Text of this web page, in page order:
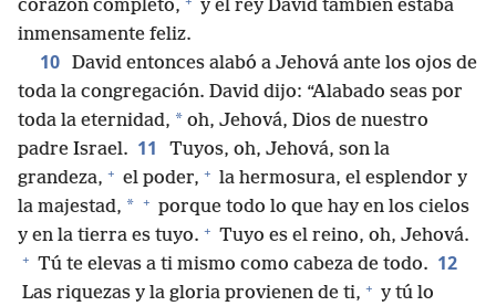
corazón completo,
y el rey David también estaba
inmensamente feliz.
10 David entonces alabó a Jehová ante los ojos de
toda la congregación. David dijo: “Alabado seas por
toda la eternidad, * oh, Jehová, Dios de nuestro
padre Israel. 11
Tuyos, oh, Jehová, son la
grandeza, + el poder, + la hermosura, el esplendor y
la majestad, * + porque todo lo que hay en los cielos
y en la tierra es tuyo. + Tuyo es el reino, oh, Jehová.
+ Tú te elevas a ti mismo como cabeza de todo. 12
Las riquezas y la gloria provienen de ti, + y tú lo